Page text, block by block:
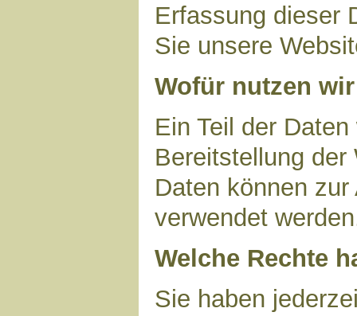
Erfassung dieser
Sie unsere
Wofür nutzen
Ein Teil der
Bereitstellung der
Daten können
verwendet
Welche Rechte
Sie haben